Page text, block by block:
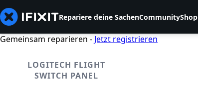
Repariere deine SachenCommunityShop
Gemeinsam reparieren - Jetzt registrieren
LOGITECH FLIGHT
SWITCH PANEL